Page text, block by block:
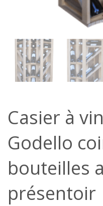
Casier à
Godello
bouteilles
présentoir